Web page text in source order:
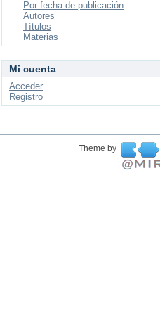
Por fecha de publicación
Autores
Títulos
Materias
Mi cuenta
Acceder
Registro
Theme by